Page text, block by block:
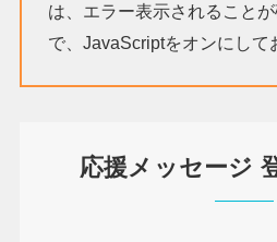
は、エラー表示されること
で、JavaScriptをオンにして
応援メッセージ